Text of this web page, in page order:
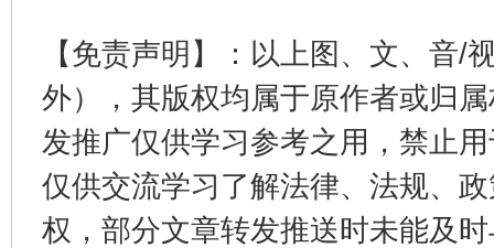
【免责声明】：以上图、文、音/
外），其版权均属于原作者或归
发推广仅供学习参考之用，禁止
仅供交流学习了解法律、法规、
权，部分文章转发推送时未能及
东山县通报“牛蛙产品抗生素超标问题” 法